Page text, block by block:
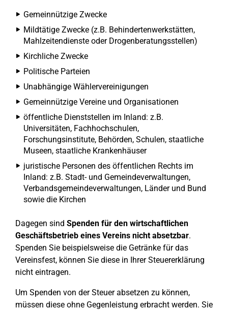
Gemeinnützige Zwecke
Mildtätige Zwecke (z.B. Behindertenwerkstätten,
Mahlzeitendienste oder Drogenberatungsstellen)
Kirchliche Zwecke
Politische Parteien
Unabhängige Wählervereinigungen
Gemeinnützige Vereine und Organisationen
öffentliche Dienststellen im Inland: z.B.
Universitäten, Fachhochschulen,
Forschungsinstitute, Behörden, Schulen, staatliche
Museen, staatliche Krankenhäuser
juristische Personen des öffentlichen Rechts im
Inland: z.B. Stadt- und Gemeindeverwaltungen,
Verbandsgemeindeverwaltungen, Länder und Bund
sowie die Kirchen
Dagegen sind Spenden für den wirtschaftlichen
Geschäftsbetrieb eines Vereins nicht absetzbar.
Spenden Sie beispielsweise die Getränke für das
Vereinsfest, können Sie diese in Ihrer Steuererklärung
nicht eintragen.
Um Spenden von der Steuer absetzen zu können,
müssen diese ohne Gegenleistung erbracht werden. Sie